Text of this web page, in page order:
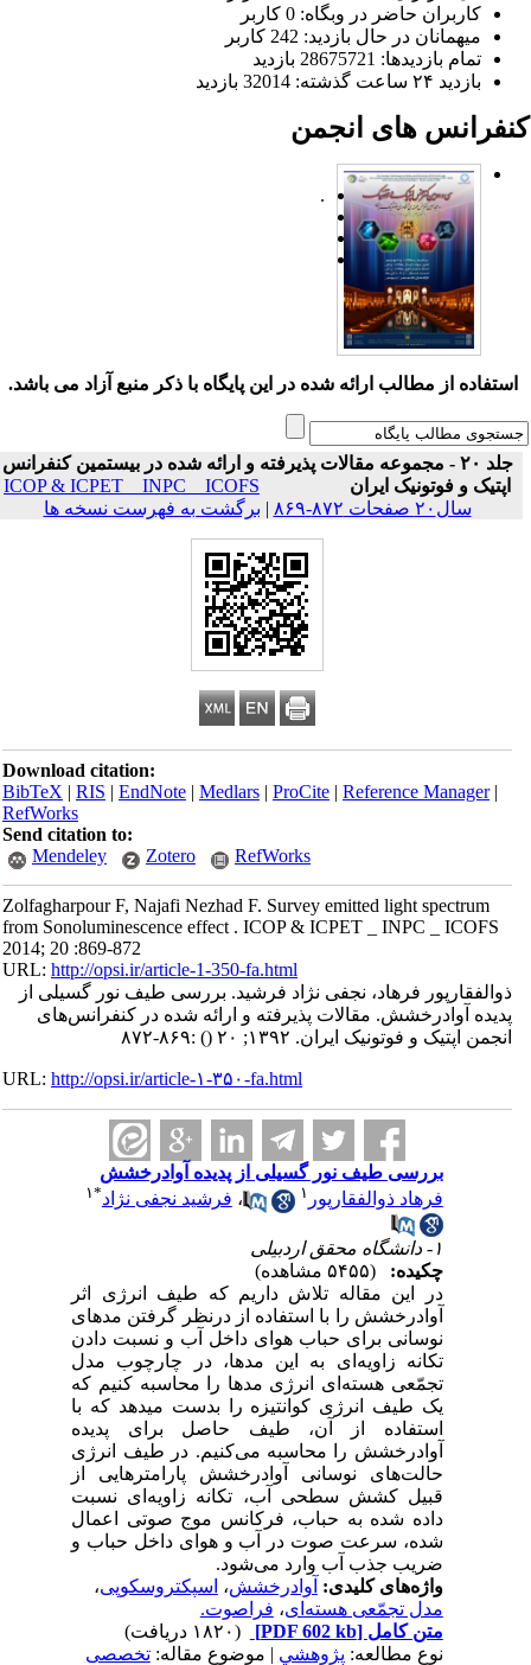
کاربران حاضر در وبگاه: 0 کاربر
میهمانان در حال بازدید: 242 کاربر
تمام بازدید‌ها: 28675721 بازدید
بازدید ۲۴ ساعت گذشته: 32014 بازدید
های انجمن
.
استفاده از مطالب ارائه شده در این پایگاه با ذکر منبع آزاد می باشد.
جلد ۲۰ - مجموعه مقالات پذیرفته و ارائه شده در بیستمین کنفرانس
اپتیک و فوتونیک ایران
ICOP & ICPET _ INPC _ ICOFS
سال۲۰ صفحات ۸۷۲-۸۶۹
| برگشت به فهرست نسخه ها
Download citation:
BibTeX|RIS|EndNote|Medlars|ProCite|Reference Manager
RefWorks
Send citation to:
Mendeley
Zotero RefWorks
Zolfagharpour F, Najafi Nezhad F. Survey emitted light spectrum
from Sonoluminescence effect . ICOP & ICPET _ INPC _ ICOFS
2014; 20 :869-872
URL:http://opsi.ir/article-1-350-fa.html
ذوالفقارپور فرهاد، نجفی نژاد فرشید. بررسی طیف نور گسیلی از
پدیده آوادرخشش. مقالات پذیرفته و ارائه شده در کنفرانس‌های
انجمن اپتیک و فوتونیک ایران. ۱۳۹۲; ۲۰
() :۸۶۹-۸۷۲
URL:http://opsi.ir/article-۱-۳۵۰-fa.html
بررسی طیف نور گسیلی از پدیده آوادرخشش
فرهاد ذوالفقارپور
،فرشید نجفی نژاد *۱
چکیده:
در این مقاله تلاش داریم که طیف انرژی اثر
آوادرخشش را با استفاده از درنظر گرفتن مدهای
نوسانی برای حباب هوای داخل آب و نسبت دادن
تکانه زاویه‌ای به این مدها، در چارچوب مدل
تجمّعی هسته‌ای انرژی مدها را محاسبه کنیم که
یک طیف انرژی کوانتیزه را بدست میدهد که با
استفاده از آن، طیف حاصل برای پدیده
آوادرخشش را محاسبه می‌کنیم‌. در طیف انرژی
حالت‌های نوسانی آوادرخشش پارامترهایی از
قبیل کشش سطحی آب، تکانه زاویه‌ای نسبت
داده شده به حباب، فرکانس موج صوتی اعمال
شده، سرعت صوت در آب و هوای داخل حباب و
ضریب جذب آب وارد می‌شود.
واژه‌های کلیدی:آوادرخشش،اسپکتروسکوپی،
مدل تجمّعی هسته‌ای،فراصوت.
متن کامل[PDF 602 kb]
نوع مطالعه:پژوهشي| موضوع مقاله:تخصصی